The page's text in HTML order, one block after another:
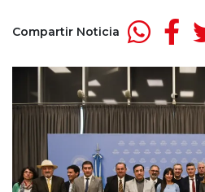
Compartir Noticia